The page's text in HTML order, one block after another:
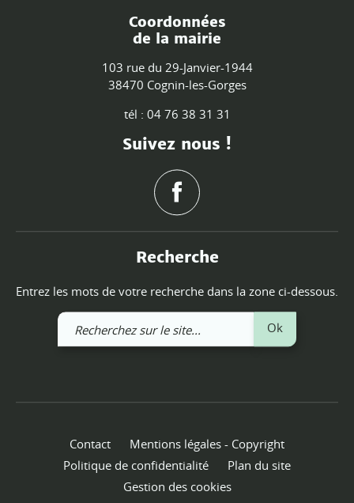
Coordonnées
de la mairie
103 rue du 29-Janvier-1944
38470 Cognin-les-Gorges
tél : 04 76 38 31 31
Suivez nous !
Recherche
Entrez les mots de votre recherche dans la zone ci-dessous.
Recherchez
sur
Ok
Contact
Mentions légales - Copyright
Politique de confidentialité
Plan du site
Gestion des cookies